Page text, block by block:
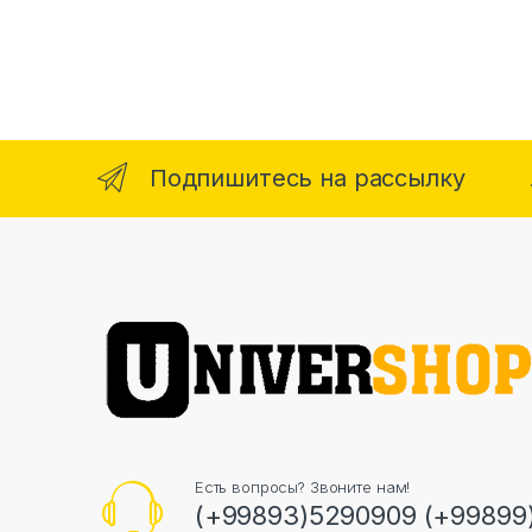
Подпишитесь на рассылку
Есть вопросы? Звоните нам!
(+99893)5290909